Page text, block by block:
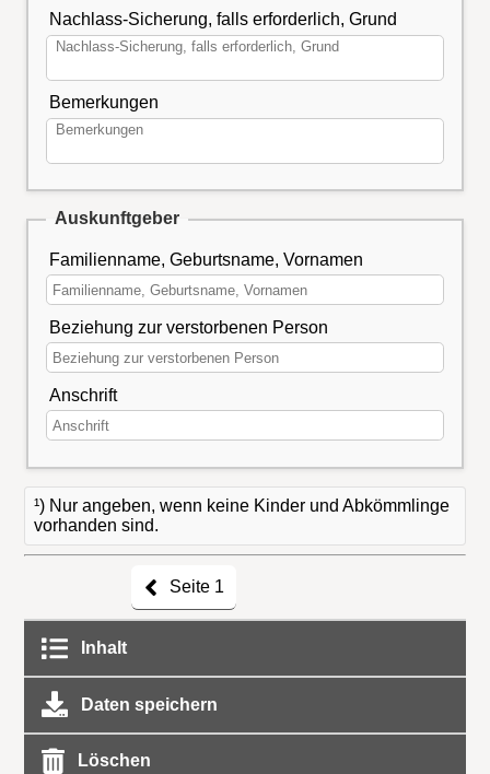
Nachlass-Sicherung, falls erforderlich, Grund
Bemerkungen
Auskunftgeber
Familienname, Geburtsname, Vornamen
Beziehung zur verstorbenen Person
Anschrift
¹) Nur angeben, wenn keine Kinder und Abkömmlinge
vorhanden sind.
Seite 1
Inhalt
Daten speichern
Löschen